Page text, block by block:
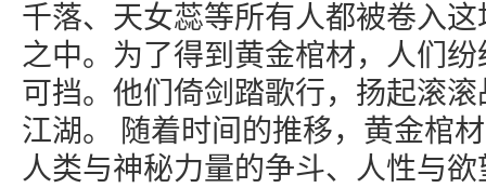
千落、天女蕊等所有人都被卷入
之中。为了得到黄金棺材，人们
可挡。他们倚剑踏歌行，扬起滚
江湖。 随着时间的推移，黄金棺
人类与神秘力量的争斗、人性与